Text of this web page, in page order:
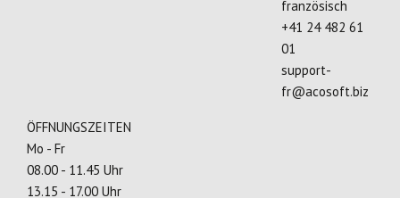
französisch
+41 24 482 61
01
support-
fr@acosoft.biz
ÖFFNUNGSZEITEN
Mo - Fr
08.00 - 11.45 Uhr
13.15 - 17.00 Uhr